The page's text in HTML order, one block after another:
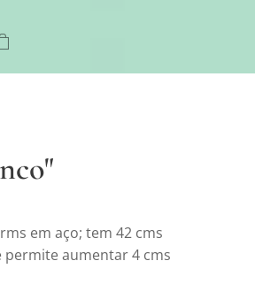
em aço; tem 42 cms
aumentar 4 cms